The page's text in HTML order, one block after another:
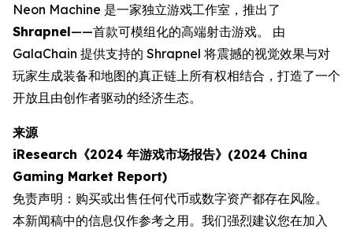
Neon Machine 是一家独立游戏工作室，推出了
Shrapnel——首款可模组化的高端射击游戏。 由
GalaChain 提供支持的 Shrapnel 将震撼的视觉效果与对
玩家生成装备和地图的真正链上所有权相结合，打造了一个
开放且由创作者驱动的经济生态。
来源
iResearch《2024 年游戏市场报告》(2024 China
Gaming Market Report)
免责声明：购买或出售任何代币或数字资产都存在风险。
本新闻稿中的信息仅作参考之用。我们强烈建议您在加入